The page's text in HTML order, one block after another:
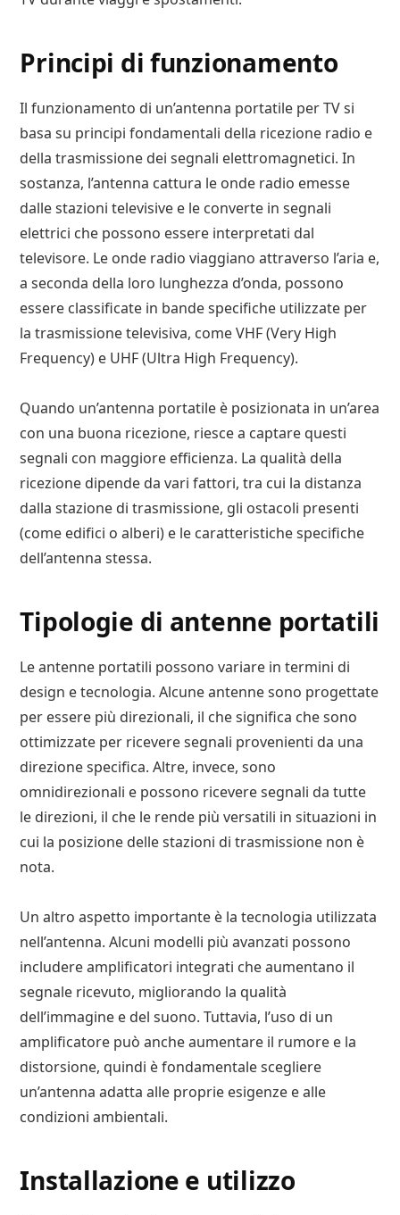
Principi di funzionamento
Il funzionamento di un’antenna portatile per TV si
basa su principi fondamentali della ricezione radio e
della trasmissione dei segnali elettromagnetici. In
sostanza, l’antenna cattura le onde radio emesse
dalle stazioni televisive e le converte in segnali
elettrici che possono essere interpretati dal
televisore. Le onde radio viaggiano attraverso l’aria e,
a seconda della loro lunghezza d’onda, possono
essere classificate in bande specifiche utilizzate per
la trasmissione televisiva, come VHF (Very High
Frequency) e UHF (Ultra High Frequency).
Quando un’antenna portatile è posizionata in un’area
con una buona ricezione, riesce a captare questi
segnali con maggiore efficienza. La qualità della
ricezione dipende da vari fattori, tra cui la distanza
dalla stazione di trasmissione, gli ostacoli presenti
(come edifici o alberi) e le caratteristiche specifiche
dell’antenna stessa.
Tipologie di antenne portatili
Le antenne portatili possono variare in termini di
design e tecnologia. Alcune antenne sono progettate
per essere più direzionali, il che significa che sono
ottimizzate per ricevere segnali provenienti da una
direzione specifica. Altre, invece, sono
omnidirezionali e possono ricevere segnali da tutte
le direzioni, il che le rende più versatili in situazioni in
cui la posizione delle stazioni di trasmissione non è
nota.
Un altro aspetto importante è la tecnologia utilizzata
nell’antenna. Alcuni modelli più avanzati possono
includere amplificatori integrati che aumentano il
segnale ricevuto, migliorando la qualità
dell’immagine e del suono. Tuttavia, l’uso di un
amplificatore può anche aumentare il rumore e la
distorsione, quindi è fondamentale scegliere
un’antenna adatta alle proprie esigenze e alle
condizioni ambientali.
Installazione e utilizzo